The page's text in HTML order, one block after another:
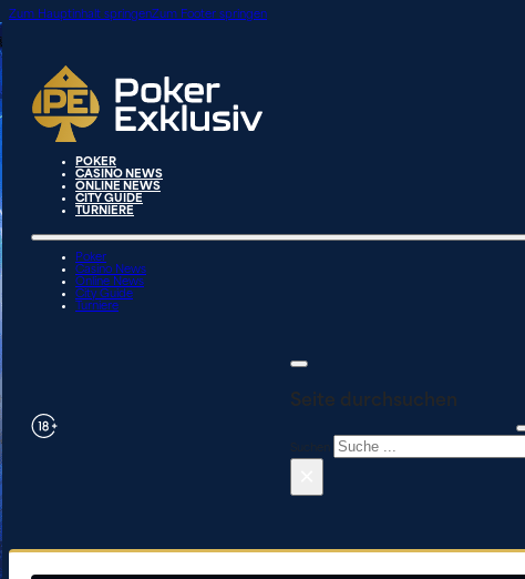
Zum Hauptinhalt springenZum Footer springen
POKER
CASINO NEWS
ONLINE NEWS
CITY GUIDE
TURNIERE
Poker
Casino News
Online News
City Guide
Turniere
Seite durchsuchen